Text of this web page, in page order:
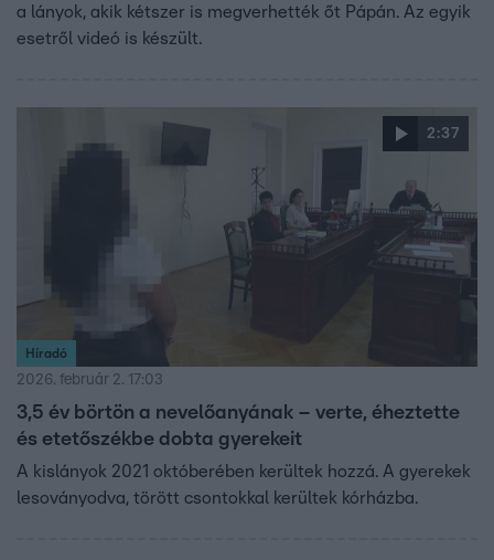
a lányok, akik kétszer is megverhették őt Pápán. Az egyik
esetről videó is készült.
2:37
Híradó
2026. február 2. 17:03
3,5 év börtön a nevelőanyának – verte, éheztette
és etetőszékbe dobta gyerekeit
A kislányok 2021 októberében kerültek hozzá. A gyerekek
lesoványodva, törött csontokkal kerültek kórházba.